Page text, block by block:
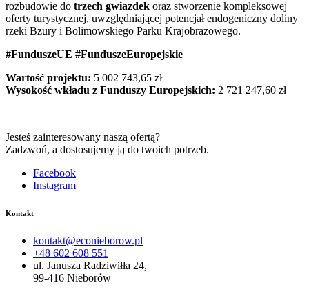
rozbudowie do trzech gwiazdek oraz stworzenie kompleksowej
oferty turystycznej, uwzględniającej potencjał endogeniczny doliny
rzeki Bzury i Bolimowskiego Parku Krajobrazowego.
#FunduszeUE #FunduszeEuropejskie
Wartość projektu: 5 002 743,65 zł
Wysokość wkładu z Funduszy Europejskich: 2 721 247,60 zł
Jesteś zainteresowany naszą ofertą?
Zadzwoń, a dostosujemy ją do twoich potrzeb.
Facebook
Instagram
Kontakt
kontakt@econieborow.pl
+48 602 608 551
ul. Janusza Radziwiłła 24,
99-416 Nieborów